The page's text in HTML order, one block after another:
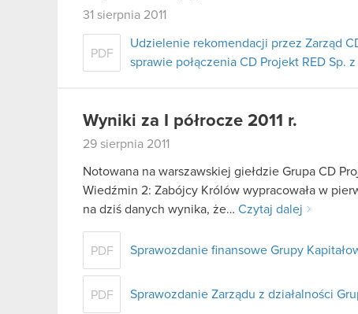
31 sierpnia 2011
PDF
Udzielenie rekomendacji przez Zarząd
sprawie połączenia CD Projekt RED Sp.
Wyniki za I półrocze 2011 r.
29 sierpnia 2011
Notowana na warszawskiej giełdzie Grupa CD
Wiedźmin 2: Zabójcy Królów wypracowała w
na dziś danych wynika, że… Czytaj dalej
PDF Sprawozdanie finansowe Grupy
PDF Sprawozdanie Zarządu z działalności